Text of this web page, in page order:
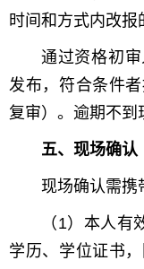
时间和方式内改报
通过资格初
发布，符合条件
复审）。逾期不到
五、现场确认
现场确认需携
（1）本人
学历、学位证书